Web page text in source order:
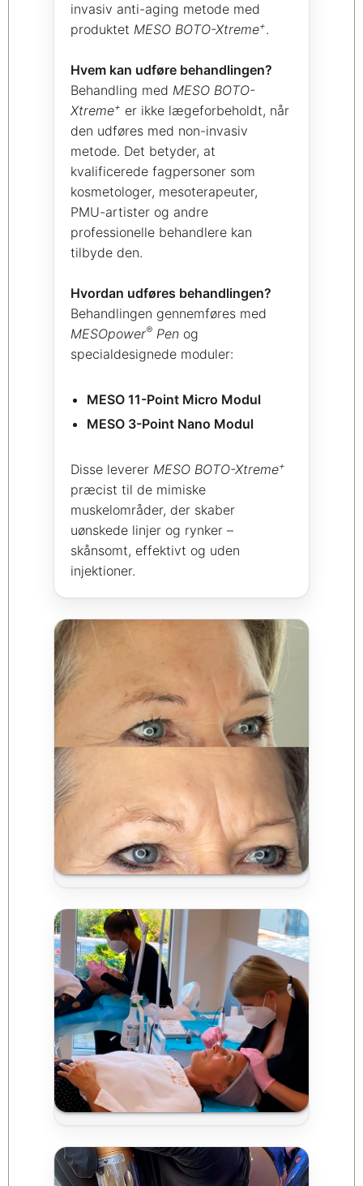
invasiv anti-aging metode med
produktet MESO BOTO-Xtreme+.
Hvem kan udføre behandlingen?
Behandling med MESO BOTO-
Xtreme+ er ikke lægeforbeholdt, når
den udføres med non-invasiv
metode. Det betyder, at
kvalificerede fagpersoner som
kosmetologer, mesoterapeuter,
PMU-artister og andre
professionelle behandlere kan
tilbyde den.
Hvordan udføres behandlingen?
Behandlingen gennemføres med
MESOpower® Pen og
specialdesignede moduler:
MESO 11-Point Micro Modul
MESO 3-Point Nano Modul
Disse leverer MESO BOTO-Xtreme+
præcist til de mimiske
muskelområder, der skaber
uønskede linjer og rynker –
skånsomt, effektivt og uden
injektioner.